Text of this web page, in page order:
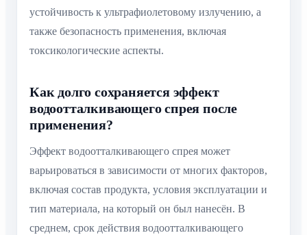
устойчивость к ультрафиолетовому излучению, а
также безопасность применения, включая
токсикологические аспекты.
Как долго сохраняется эффект
водоотталкивающего спрея после
применения?
Эффект водоотталкивающего спрея может
варьироваться в зависимости от многих факторов,
включая состав продукта, условия эксплуатации и
тип материала, на который он был нанесён. В
среднем, срок действия водоотталкивающего